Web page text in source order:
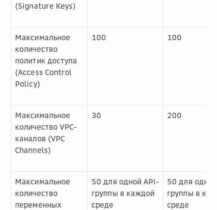
(Signature Keys)
Максимальное
количество
политик доступа
(Access Control
Policy)
100 100
Максимальное
количество VPC-
каналов (VPC
Channels)
30 200
Максимальное
количество
переменных
50 для одной API-
группы в каждой
среде
50 для
группы в
среде